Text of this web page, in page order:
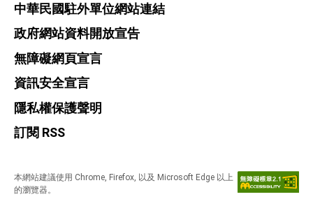
中華民國駐外單位網站連結
政府網站資料開放宣告
無障礙網頁宣言
資訊安全宣言
隱私權保護聲明
訂閱 RSS
本網站建議使用 Chrome, Firefox, 以及 Microsoft Edge 以上
的瀏覽器。